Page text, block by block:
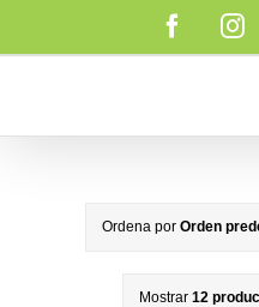
Ordena por Orden
Mostrar 12